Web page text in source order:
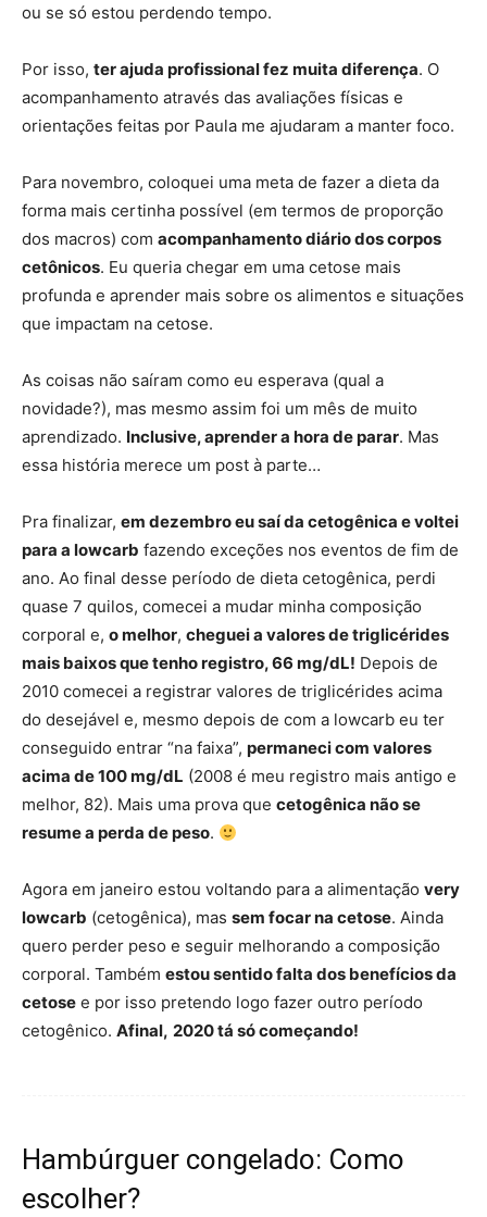
ou se só estou perdendo tempo.
Por isso, ter ajuda profissional fez muita diferença. O
acompanhamento através das avaliações físicas e
orientações feitas por Paula me ajudaram a manter foco.
Para novembro, coloquei uma meta de fazer a dieta da
forma mais certinha possível (em termos de proporção
dos macros) com acompanhamento diário dos corpos
cetônicos. Eu queria chegar em uma cetose mais
profunda e aprender mais sobre os alimentos e situações
que impactam na cetose.
As coisas não saíram como eu esperava (qual a
novidade?), mas mesmo assim foi um mês de muito
aprendizado. Inclusive, aprender a hora de parar. Mas
essa história merece um post à parte…
Pra finalizar, em dezembro eu saí da cetogênica e voltei
para a lowcarb fazendo exceções nos eventos de fim de
ano. Ao final desse período de dieta cetogênica, perdi
quase 7 quilos, comecei a mudar minha composição
corporal e, o melhor, cheguei a valores de triglicérides
mais baixos que tenho registro, 66 mg/dL! Depois de
2010 comecei a registrar valores de triglicérides acima
do desejável e, mesmo depois de com a lowcarb eu ter
conseguido entrar “na faixa”, permaneci com valores
acima de 100 mg/dL (2008 é meu registro mais antigo e
melhor, 82). Mais uma prova que cetogênica não se
resume a perda de peso.
Agora em janeiro estou voltando para a alimentação very
lowcarb (cetogênica), mas sem focar na cetose. Ainda
quero perder peso e seguir melhorando a composição
corporal. Também estou sentido falta dos benefícios da
cetose e por isso pretendo logo fazer outro período
cetogênico. Afinal, 2020 tá só começando!
Hambúrguer congelado: Como
escolher?